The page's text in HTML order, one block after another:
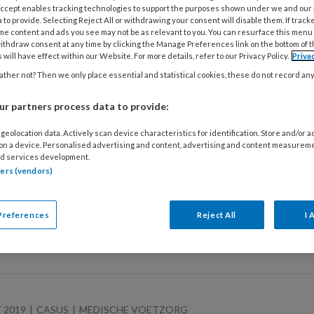
reguleert ze met Goldstadt-Spange. Deze beugel,
op een nagel te plaatsen. In deze casus motiveert Elle
met poly-acrylgel
werden bij de problematische nagels van de halluci
respectievelijk een wigexcisie uitgevoerd.
nagels. Het vrijliggende nagelbed voelt bij
acrylgelsysteem blijken de nagels het beste te
vertelt, demonstreert medisch pedicure Igna
2019 CASUS MEDISCHE VOETZORG
enables tracking technologies to support the purposes shown under we and
to provide. Selecting Reject All or withdrawing your consent will disable them. If
content and ads you see may not be as relevant to you. You can resurface this
consent at any time by clicking the Manage Preferences link on the bottom of
will have effect within our Website. For more details, refer to our Privacy Policy.
not? Then we only place essential and statistical cookies, these do not record
partners process data to provide:
data. Actively scan device characteristics for identification. Store and/or
a device. Personalised advertising and content, advertising and content
services development.
(vendors)
Reject All I